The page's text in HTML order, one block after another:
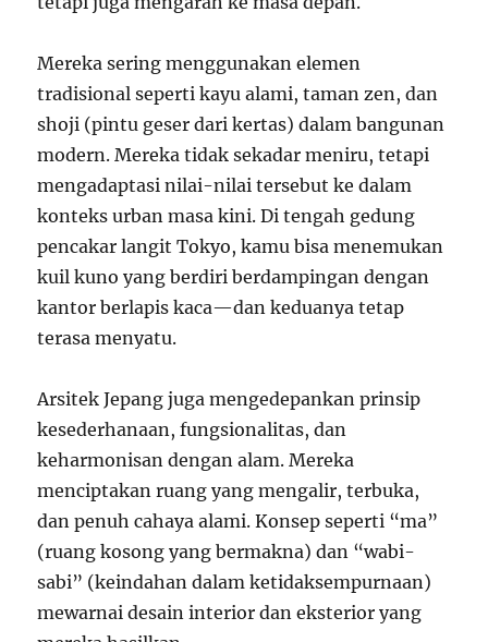
Mereka sering menggunakan elemen
tradisional seperti kayu alami, taman zen, dan
shoji (pintu geser dari kertas) dalam bangunan
modern. Mereka tidak sekadar meniru, tetapi
mengadaptasi nilai-nilai tersebut ke dalam
konteks urban masa kini. Di tengah gedung
pencakar langit Tokyo, kamu bisa menemukan
kuil kuno yang berdiri berdampingan dengan
kantor berlapis kaca—dan keduanya tetap
terasa menyatu.
Arsitek Jepang juga mengedepankan prinsip
kesederhanaan, fungsionalitas, dan
keharmonisan dengan alam. Mereka
menciptakan ruang yang mengalir, terbuka,
dan penuh cahaya alami. Konsep seperti “ma”
(ruang kosong yang bermakna) dan “wabi-
sabi” (keindahan dalam ketidaksempurnaan)
mewarnai desain interior dan eksterior yang